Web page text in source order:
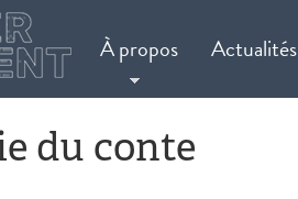
À propos Actualités
du conte